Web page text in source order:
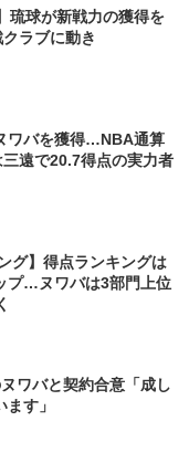
琉球が新戦力の獲得を
ラブに動き
ワバを獲得…NBA通算
遠で20.7得点の実力者
グ】得点ランキングは
プ…ヌワバは3部門上位
ワバと契約合意「成し
す」